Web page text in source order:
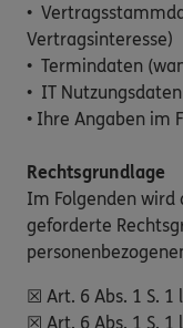
•
Vertragsinteresse)
• Termindaten
• IT Nutzungsdaten
• Ihre Angaben im
Rechtsgrundlage
Im Folgenden wird
geforderte
☒ Art. 6 Abs. 1 S. 1
☒ Art. 6 Abs. 1 S. 1